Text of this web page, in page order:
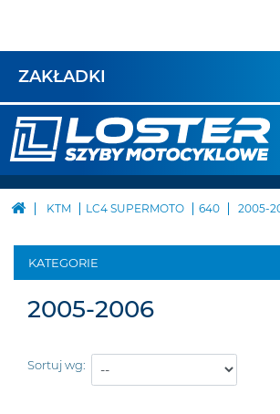
ZAKŁADKI
KTM LC4 SUPERMOTO 640 2005-
KATEGORIE
2005-2006
Sortuj wg: